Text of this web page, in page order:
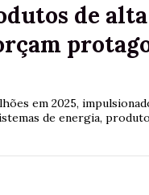
de
em 2025,
de energia,